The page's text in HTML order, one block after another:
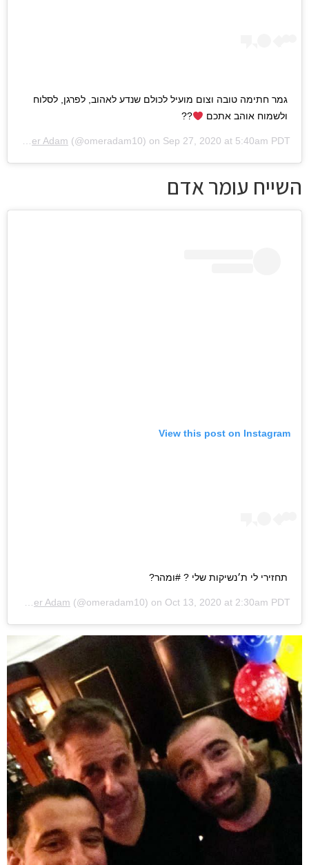
גמר חתימה טובה וצום מועיל לכולם שנדע לאהוב, לפרגן, לסלוח
ולשמוח אוהב אתכם
??
Omer Adam (@omeradam10) on Sep 27, 2020 at 5:40am PDT
השייח עומר אדם
View this post on Instagram
תחזירי לי ת׳נשיקות שלי ? #ומהר?
Omer Adam (@omeradam10) on Oct 13, 2020 at 2:30am PDT